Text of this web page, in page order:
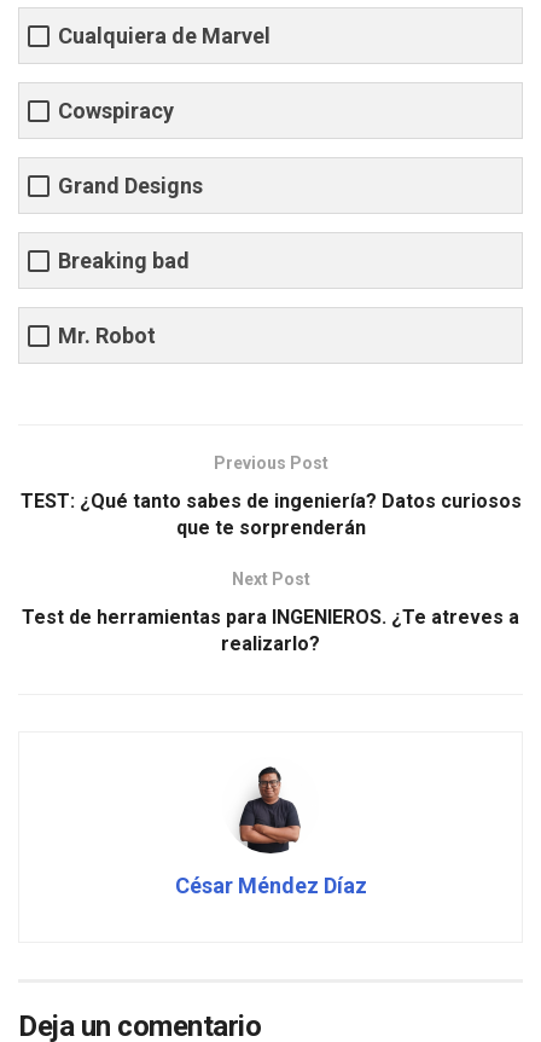
Cualquiera de Marvel
Cowspiracy
Grand Designs
Breaking bad
Mr. Robot
Previous Post
TEST: ¿Qué tanto sabes de ingeniería? Datos curiosos
que te sorprenderán
Next Post
Test de herramientas para INGENIEROS. ¿Te atreves a
realizarlo?
César Méndez Díaz
Deja un comentario